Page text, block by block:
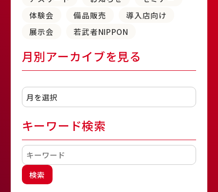
体験会
備品販売
導入店向け
展示会
若武者NIPPON
月別アーカイブを見る
キーワード検索
検索